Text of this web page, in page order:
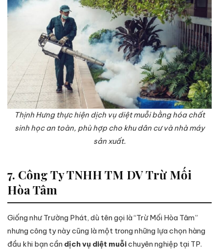
Thịnh Hưng thực hiện dịch vụ diệt muỗi bằng hóa chất
sinh học an toàn, phù hợp cho khu dân cư và nhà máy
sản xuất.
7. Công Ty TNHH TM DV Trừ Mối
Hòa Tâm
Giống như Trường Phát, dù tên gọi là “Trừ Mối Hòa Tâm”
nhưng công ty này cũng là một trong những lựa chọn hàng
đầu khi bạn cần dịch vụ diệt muỗichuyên nghiệp tại TP.